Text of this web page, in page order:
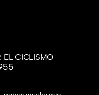
EL CICLISMO